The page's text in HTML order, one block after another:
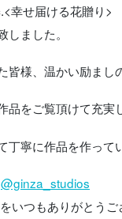
幸せ届ける花贈り>
ました。
皆様、温かい励ま
品をご覧頂けて充実
丁寧に作品を作って
@ginza_studios
いつもありがとうご